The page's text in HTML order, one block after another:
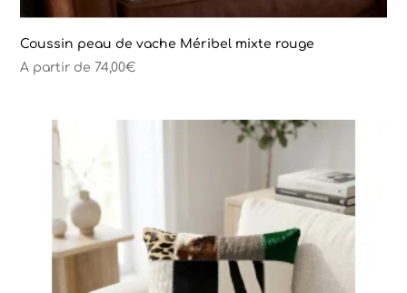
Coussin peau de vache Méribel mixte rouge
A partir de74,00€